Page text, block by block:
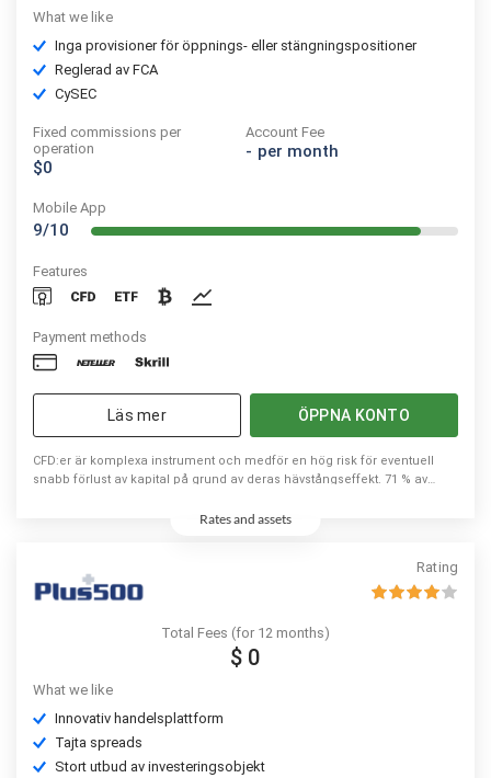
What we like
Inga provisioner för öppnings- eller stängningspositioner
Reglerad av FCA
CySEC
Fixed commissions per
operation
$0
Account Fee
- per month
Mobile App
9/10
Features
Payment methods
Läs mer ÖPPNA KONTO
CFD:er är komplexa instrument och medför en hög risk för eventuell
snabb förlust av kapital på grund av deras hävstångseffekt. 71 % av
med denna leverantör. Du bör fundera på om du förstår hur CFD:er
Rates and assets
Rating
Total Fees (for 12 months)
$ 0
What we like
Innovativ handelsplattform
Tajta spreads
Stort utbud av investeringsobjekt